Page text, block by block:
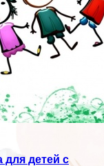
для детей с